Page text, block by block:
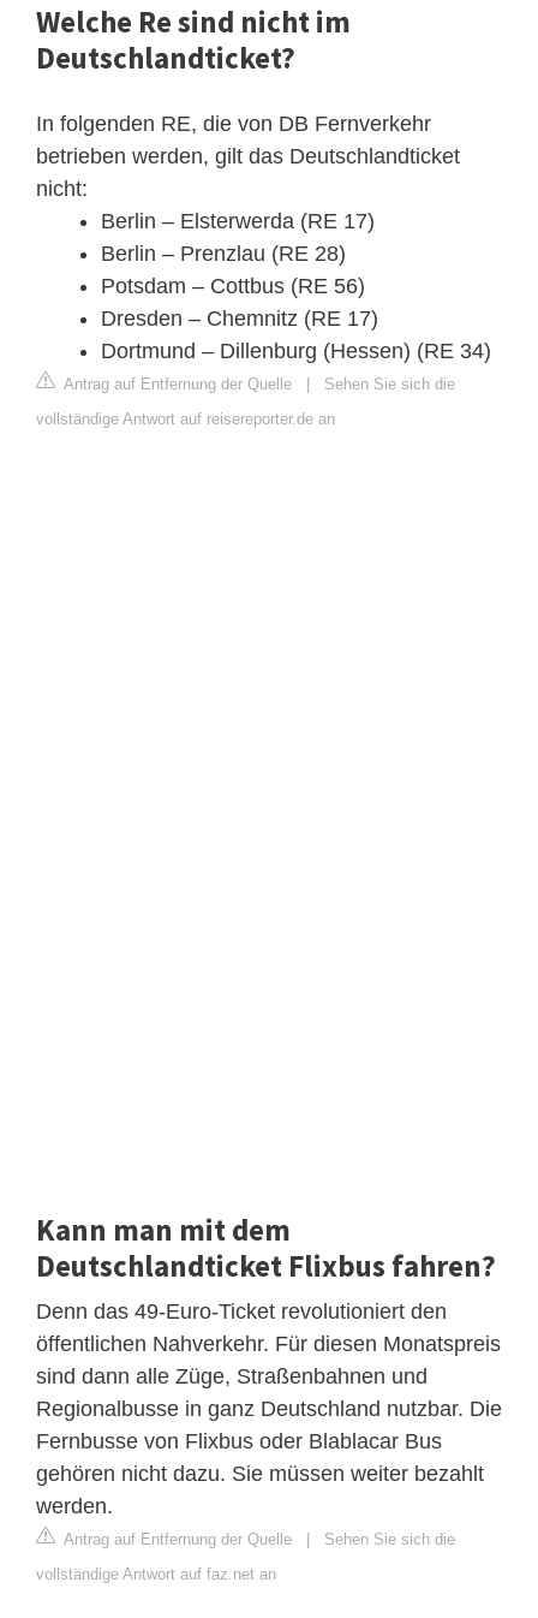
Welche Re sind nicht im
Deutschlandticket?
In folgenden RE, die von DB Fernverkehr
betrieben werden, gilt das Deutschlandticket
nicht:
Berlin – Elsterwerda (RE 17)
Berlin – Prenzlau (RE 28)
Potsdam – Cottbus (RE 56)
Dresden – Chemnitz (RE 17)
Dortmund – Dillenburg (Hessen) (RE 34)
Antrag auf Entfernung der Quelle | Sehen Sie sich die
vollständige Antwort auf reisereporter.de an
Kann man mit dem
Deutschlandticket Flixbus fahren?
Denn das 49-Euro-Ticket revolutioniert den
öffentlichen Nahverkehr. Für diesen Monatspreis
sind dann alle Züge, Straßenbahnen und
Regionalbusse in ganz Deutschland nutzbar. Die
Fernbusse von Flixbus oder Blablacar Bus
gehören nicht dazu. Sie müssen weiter bezahlt
werden.
Antrag auf Entfernung der Quelle | Sehen Sie sich die
vollständige Antwort auf faz.net an